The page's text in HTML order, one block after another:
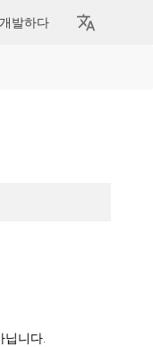
개발하다
닙니다.